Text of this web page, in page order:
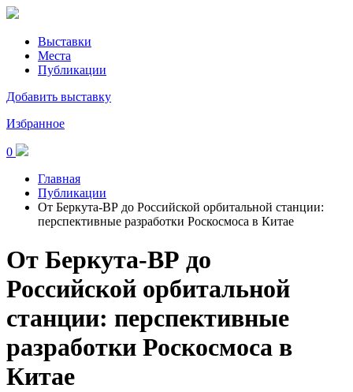
Выставки
Места
Публикации
Добавить выставку
Избранное
0
Главная
Публикации
От Беркута-ВР до Российской орбитальной станции:
перспективные разработки Роскосмоса в Китае
От Беркута-ВР до
Российской орбитальной
станции: перспективные
разработки Роскосмоса в
Китае